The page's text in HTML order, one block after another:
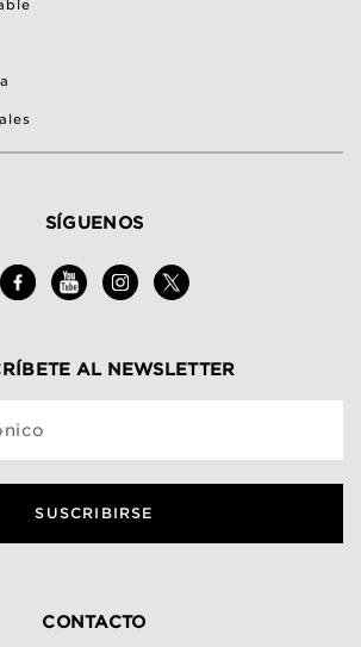
SÍGUENOS
AL NEWSLETTER
SUSCRIBIRSE
CONTACTO